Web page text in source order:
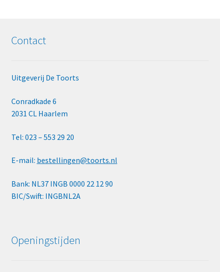
cijferig
Contact
Uitgeverij De Toorts
Conradkade 6
2031 CL Haarlem
Tel: 023 – 553 29 20
E-mail: bestellingen@toorts.nl
Bank: NL37 INGB 0000 22 12 90
BIC/Swift: INGBNL2A
Openingstijden